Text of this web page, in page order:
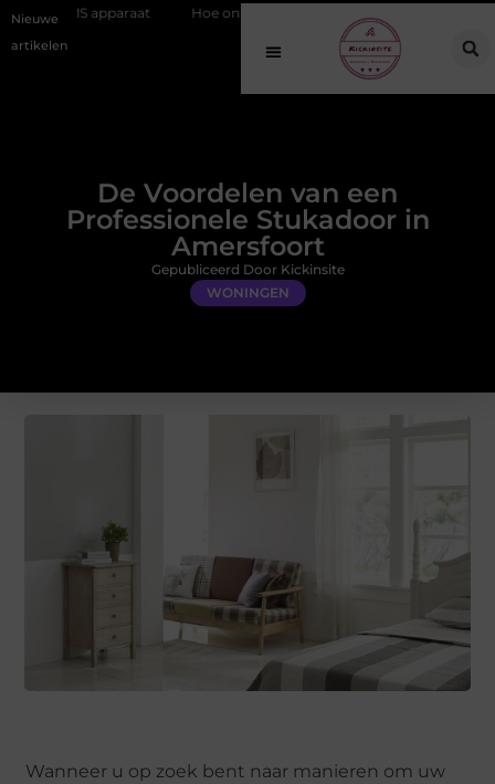
Nieuwe
artikelen
Hoe online vindbaarheid verandert in 2026
De Voordelen van een
Professionele Stukadoor in
Amersfoort
WONINGEN
Gepubliceerd Door Kickinsite
Wanneer u op zoek bent naar manieren om uw